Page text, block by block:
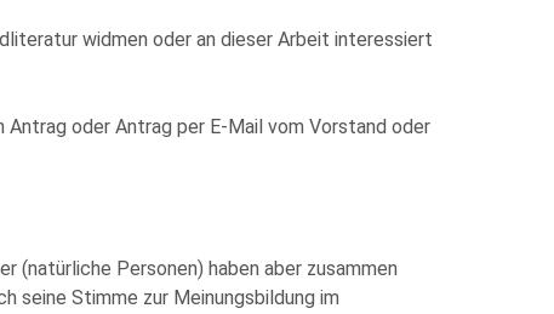
widmen oder an dieser Arbeit interessiert
oder Antrag per E-Mail vom Vorstand oder
(natürliche Personen) haben aber zusammen
seine Stimme zur Meinungsbildung im